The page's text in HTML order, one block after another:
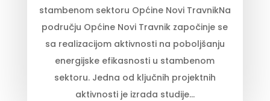
stambenom sektoru Općine Novi TravnikNa
području Općine Novi Travnik započinje se
sa realizacijom aktivnosti na poboljšanju
energijske efikasnosti u stambenom
sektoru. Jedna od ključnih projektnih
aktivnosti je izrada studije...